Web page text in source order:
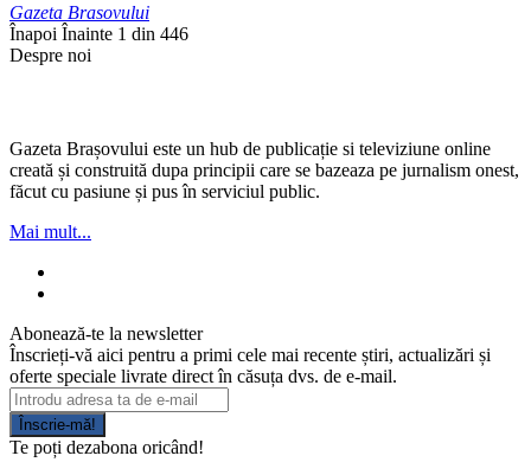
Gazeta Brasovului
Înapoi Înainte 1 din 446
Despre noi
Gazeta Brașovului este un hub de publicație si televiziune online
creată și construită dupa principii care se bazeaza pe jurnalism onest,
făcut cu pasiune și pus în serviciul public.
Mai mult...
Abonează-te la newsletter
Înscrieți-vă aici pentru a primi cele mai recente știri, actualizări și
oferte speciale livrate direct în căsuța dvs. de e-mail.
Înscrie-mă!
Te poți dezabona oricând!